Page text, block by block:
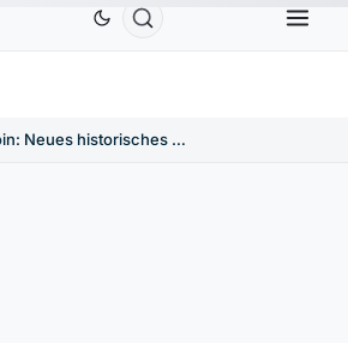
TetherUSDT 0,9991 $ BNB
Bitcoin: Neues historisches Hoch und hohe Volatilität im Februar